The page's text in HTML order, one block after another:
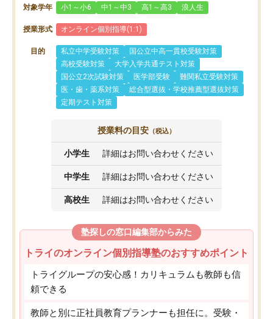
対象学年 小1～小6 中1～中3 高1～高3 浪人生
授業形式 オンライン個別指導(1:1)
目的 私立中学受験対策
国公立中高一貫校受験対策
高校受験対策
大学入学共通テスト対策
国公立2次試験対策
医学部受験
難関私立受験対策
医・歯・薬系対策
総合型選抜・学校推薦型選抜対策
定期テスト対策
授業料の目安 （税込）
小学生 詳細はお問い合わせください
中学生 詳細はお問い合わせください
高校生 詳細はお問い合わせください
塾探しの窓口編集部からみた
トライのオンライン個別指導塾のおすすめポイント
トライグループの安心感！カリキュラムも教師も信
頼できる
教師と別に正社員教育プランナーも担任に。受験・